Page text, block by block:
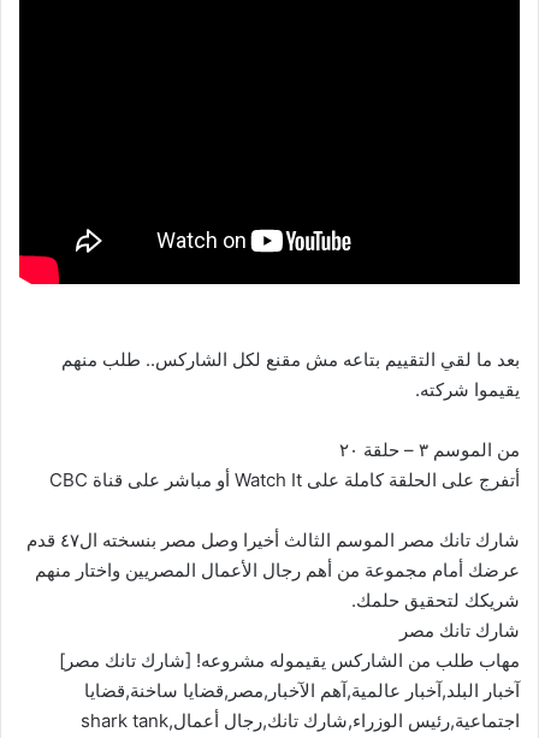
بعد ما لقي التقييم بتاعه مش مقنع لكل الشاركس.. طلب منهم
يقيموا شركته.
من الموسم ٣ – حلقة ٢٠
أتفرج على الحلقة كاملة على Watch It أو مباشر على قناة CBC
شارك تانك مصر الموسم الثالث أخيرا وصل مصر بنسخته ال٤٧ قدم
عرضك أمام مجموعة من أهم رجال الأعمال المصريين واختار منهم
شريكك لتحقيق حلمك.
شارك تانك مصر
مهاب طلب من الشاركس يقيموله مشروعه! [شارك تانك مصر]
آخبار البلد,آخبار عالمية,آهم الآخبار,مصر,قضايا ساخنة,قضايا
اجتماعية,رئيس الوزراء,شارك تانك,رجال أعمال,shark tank